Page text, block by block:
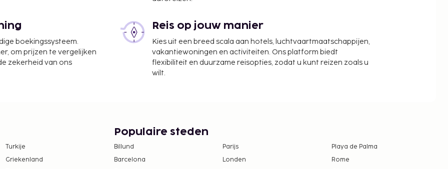
een
in Lundsbrunn? Kies
waaronder een
heb je gratis
Geniet van een
Er wordt in het
geserveerd.
boekingssysteem.
om prijzen te vergelijken
zekerheid van ons
Reis op jouw manier
Kies uit een breed scala aan hotels, luchtvaartmaatschappijen,
vakantiewoningen en activiteiten. Ons platform biedt
flexibiliteit en duurzame reisopties, zodat u kunt reizen zoals u
wilt.
Turkije
Griekenland
Populaire steden
Billund Parijs
Playa de Palma
Barcelona
Londen
Rome